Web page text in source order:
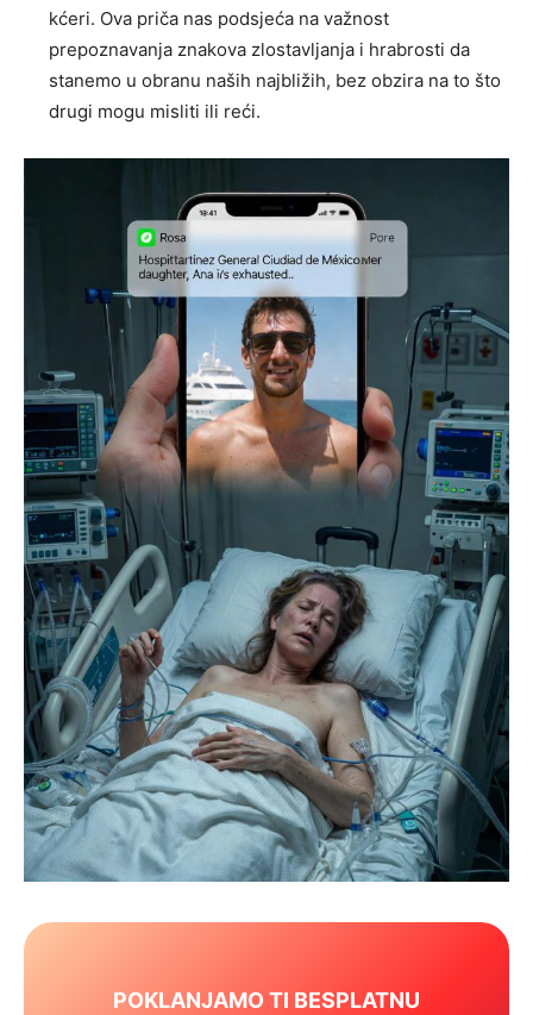
kćeri. Ova priča nas podsjeća na važnost
prepoznavanja znakova zlostavljanja i hrabrosti da
stanemo u obranu naših najbližih, bez obzira na to što
drugi mogu misliti ili reći.
POKLANJAMO TI BESPLATNU